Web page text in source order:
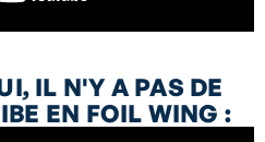
IL N'Y A PAS DE
EN FOIL WING :